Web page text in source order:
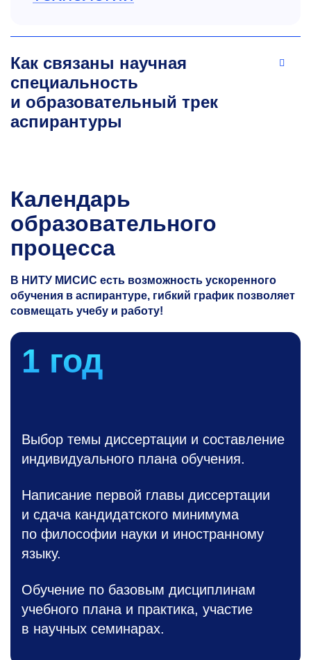
Как связаны научная
специальность
и образовательный трек
аспирантуры
Календарь
образовательного
процесса
В НИТУ МИСИС есть возможность ускоренного
обучения в аспирантуре, гибкий график позволяет
совмещать учебу и работу!
1 год
Выбор темы диссертации и составление
индивидуального плана обучения.
Написание первой главы диссертации
и сдача кандидатского минимума
по философии науки и иностранному
языку.
Обучение по базовым дисциплинам
учебного плана и практика, участие
в научных семинарах.